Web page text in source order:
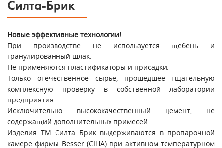
Силта-Брик
Новые эффективные технологии!
При производстве не используется щебень и
гранулированный шлак.
Не применяются пластификаторы и присадки.
Только отечественное сырье, прошедшее тщательную
комплексную проверку в собственной лаборатории
предприятия.
Исключительно высококачественный цемент, не
содержащий дополнительных примесей.
Изделия ТМ Силта Брик выдерживаются в пропарочной
камере фирмы Besser (США) при активном температурном